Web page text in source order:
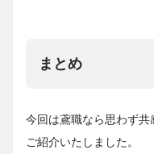
まとめ
今回は鳶職なら思わず
ご紹介いたしました。